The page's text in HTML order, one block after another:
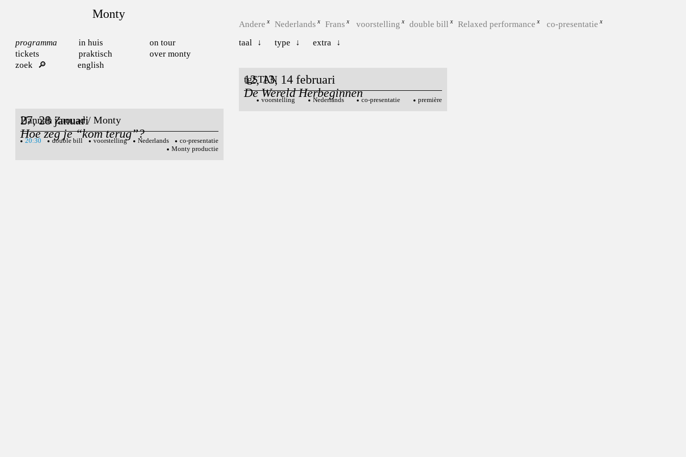
Monty
programma in huis
on tour
tickets
praktisch
over monty
zoek
english
Andere Nederlands Frans voorstelling double bill Relaxed performance
co-presentatie
taal
type extra
27, 28 januari
Hoe zeg je “kom terug”?
Hannah Zaouad / Monty
20:30 double bill voorstelling Nederlands
co-presentatie
Monty productie
12, 13, 14 februari
De Wereld Herbeginnen
tgSTAN
voorstelling Nederlands co-presentatie première